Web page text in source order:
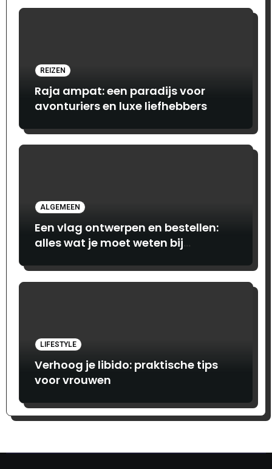
REIZEN
Raja ampat: een paradijs voor
avonturiers en luxe liefhebbers
ALGEMEEN
Een vlag ontwerpen en bestellen:
alles wat je moet weten bij
LIFESTYLE
Verhoog je libido: praktische tips
voor vrouwen